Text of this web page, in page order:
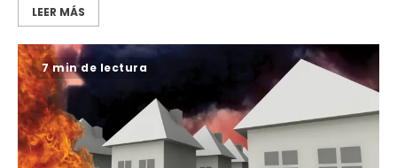
LEER MÁS
7 min de lectura